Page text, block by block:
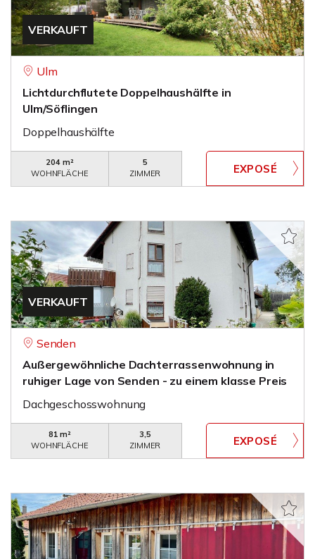
VERKAUFT
Ulm
Lichtdurchflutete Doppelhaushälfte in
Ulm/Söflingen
Doppelhaushälfte
204 m²
WOHNFLÄCHE
5
ZIMMER
VERKAUFT
Senden
Außergewöhnliche Dachterrassenwohnung in
ruhiger Lage von Senden - zu einem klasse Preis
Dachgeschosswohnung
81 m²
WOHNFLÄCHE
3,5
ZIMMER